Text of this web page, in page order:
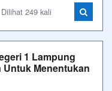
249 kali
1 Lampung
Untuk Menentukan